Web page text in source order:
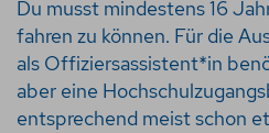
Du musst mindestens 16
fahren zu können. Für die
als Offiziersassistent*in
aber eine
entsprechend meist schon